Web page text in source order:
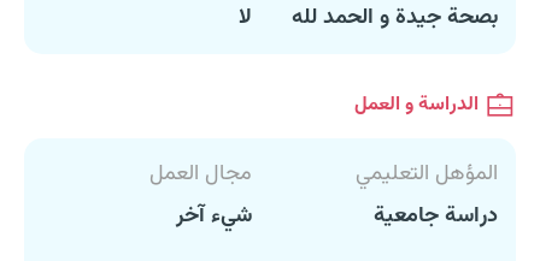
بصحة جيدة و الحمد لله
لا
الدراسة و العمل
المؤهل التعليمي
دراسة جامعية
مجال العمل
شيء آخر